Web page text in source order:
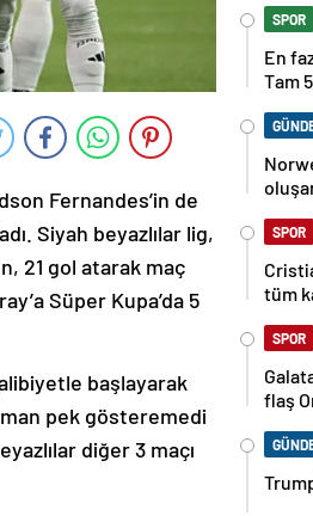
Fernandes’in de
Siyah beyazlılar lig,
21 gol atarak maç
Süper Kupa’da 5
başlayarak
pek gösteremedi
diğer 3 maçı
SPOR
En
Tam
SPOR
tüm
SPOR
flaş